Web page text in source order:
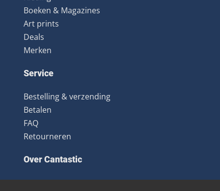
Boeken & Magazines
Art prints
Deals
Merken
Service
Bestelling & verzending
Betalen
FAQ
Retourneren
Over Cantastic
Over ons